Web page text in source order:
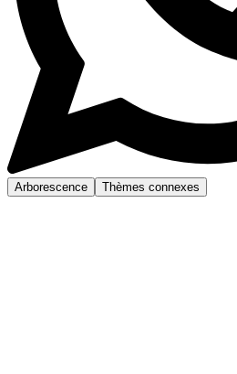
Arborescence Thèmes connexes